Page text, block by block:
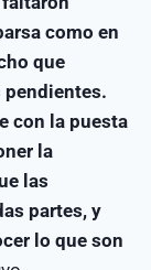
como en
que
con la puesta
la
las
partes, y
lo que son